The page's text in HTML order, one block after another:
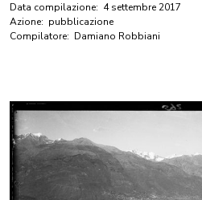
Data compilazione: 4 settembre 2017
Azione: pubblicazione
Compilatore: Damiano Robbiani